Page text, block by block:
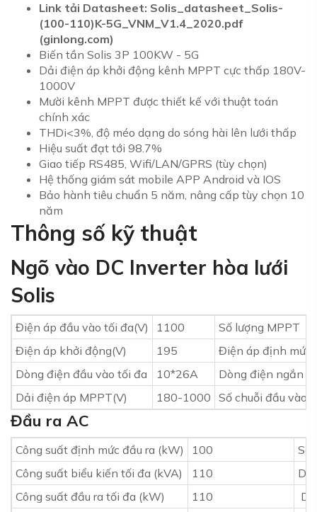
Link tải Datasheet: Solis_datasheet_Solis-
(100-110)K-5G_VNM_V1.4_2020.pdf
(ginlong.com)
Biến tần Solis 3P 100KW - 5G
Dải điện áp khởi động kênh MPPT cực thấp 180V-
1000V
Mười kênh MPPT được thiết kế với thuật toán
chính xác
THDi<3%, độ méo dạng do sóng hài lên lưới thấp
Hiệu suất đạt tới 98.7%
Giao tiếp RS485, Wifi/LAN/GPRS (tùy chọn)
Hệ thống giám sát mobile APP Android và IOS
Bảo hành tiêu chuẩn 5 năm, nâng cấp tùy chọn 10
năm
Thông số kỹ thuật
Ngõ vào DC Inverter hòa lưới
Solis
Điện áp đầu vào tối đa(V) 1100
Số lượng MPPT
Điện áp khởi động(V)
195
Điện áp định mức
Dòng điện đầu vào tối đa
10*26A
Dòng điện ngắn
Dải điện áp MPPT(V)
180-1000 Số chuỗi đầu vào
Đầu ra AC
Công suất định mức đầu ra (kW) 100
Số
Công suất biểu kiến tối đa (kVA)
110
Công suất đầu ra tối đa (kW)
110